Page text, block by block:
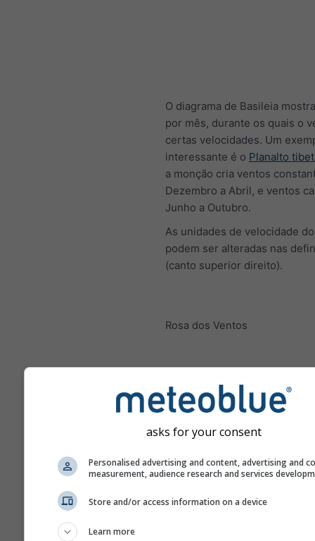
O diagrama de Basileia
por mês, durante os quais o
certas velocidades. Um
interessante é o Planalto
a monção cria ventos
Dezembro a Abril, e ventos
Junho a Outubro.
As unidades de velocidade
podem ser alteradas nas
(canto superior direito).
Rosa dos Ventos
asks for your consent
Personalised advertising and content, advertising and
measurement, audience research and services
Store and/or access information on a device
Learn more